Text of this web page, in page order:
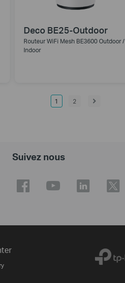
Deco BE25-Outdoor
Routeur WiFi Mesh BE3600 Outdoor /
Indoor
1 2
Suivez nous